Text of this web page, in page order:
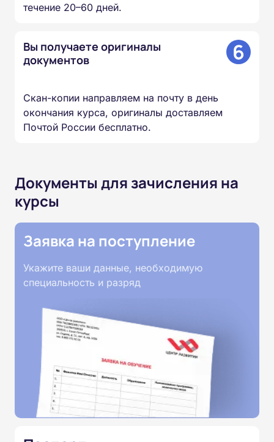
течение 20–60 дней.
Вы получаете оригиналы
документов
6
Скан-копии направляем на почту в день
окончания курса, оригиналы доставляем
Почтой России бесплатно.
Документы для зачисления на
курсы
Заявка на поступление
Укажите ваши данные, необходимую
специальность и разряд